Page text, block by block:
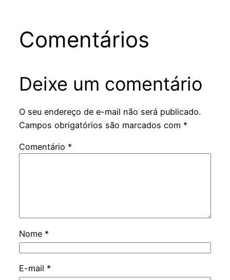
Comentários
Deixe um comentário
O seu endereço de e-mail não será publicado.
Campos obrigatórios são marcados com *
Comentário *
Nome *
E-mail *